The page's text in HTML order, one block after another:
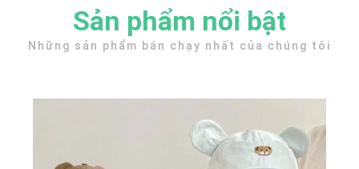
Sản phẩm nổi bật
Những sản phẩm bán chạy nhất của chúng tôi